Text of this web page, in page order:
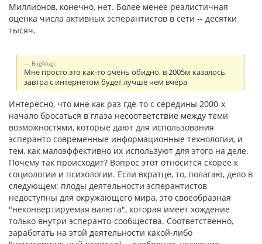
Миллионов, конечно, нет. Более менее реалистичная
оценка числа активных эсперантистов в сети -- десятки
тысяч.
BugiVugi:
Мне просто это как-то очень обидно, в 2005м казалось
завтра с интернетом будет лучше чем вчера
Интересно, что мне как раз где-то с середины 2000-х
начало бросаться в глаза несоответствие между теми
возможностями, которые дают для использования
эсперанто современные информационные технологии, и
тем, как малоэффективно их используют для этого на деле.
Почему так происходит? Вопрос этот относится скорее к
социологии и психологии. Если вкратце, то, полагаю, дело в
следующем: плоды деятельности эсперантистов
недоступны для окружающего мира, это своеобразная
"неконвертируемая валюта", которая имеет хождение
только внутри эсперанто-сообщества. Соответственно,
заработать на этой деятельности какой-либо